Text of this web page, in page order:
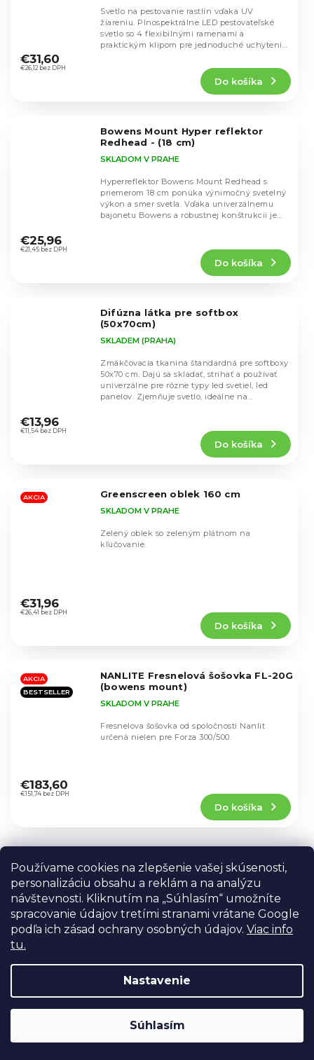
Používame cookies na zlepšenie vašej skúsenosti,
personalizáciu obsahu a reklám a na analýzu
návštevnosti. Kliknutím na „Súhlasím“ umožníte
spracovanie údajov tretími stranami vrátane Google
podľa ich zásad ochrany osobných údajov. Viac info
tu.
Nastavenie
Súhlasím
hodnotenie
produktu
€26,12 bez DPH
€31,60
Do košíka
Svetlo na pestovanie rastlín vďaka UV
žiareniu. Plnospektrálne LED pestovateľské
svetlo so 4 flexibilnými ramenami a
praktickým klipom pre jednoduché uchytenie.
Bowens Mount Hyper reflektor
Redhead - (18 cm)
hodnotenie
produktu
SKLADOM V PRAHE
€21,45 bez DPH
€25,96
Do košíka
Hyperreflektor Bowens Mount Redhead s
priemerom 18 cm ponúka výnimočný svetelný
výkon a smer svetla. Vďaka univerzálnemu
bajonetu Bowens a robustnej konštrukcii je
Difúzna látka pre softbox
(50x70cm)
hodnotenie
produktu
hviezdičiek.
SKLADEM (PRAHA)
€11,54 bez DPH
€13,96
Do košíka
Zmäkčovacia tkanina štandardná pre softboxy
50x70 cm. Dajú sa skladať, strihať a používať
univerzálne pre rôzne typy led svetiel, led
panelov. Zjemňuje svetlo, ideálne na...
AKCIA Greenscreen oblek 160 cm
hodnotenie
produktu
hviezdičiek.
SKLADOM V PRAHE
€26,41 bez DPH
€31,96
Do košíka
Zelený oblek so zeleným plátnom na
kľúčovanie.
AKCIA
BESTSELLER
NANLITE Fresnelová šošovka FL-20G
(bowens mount)
hodnotenie
produktu
5
hviezdičiek.
SKLADOM V PRAHE
€151,74 bez DPH
€183,60
Do košíka
Fresnelova šošovka od spoločnosti Nanlit
určená nielen pre Forza 300/500.
1000B
Priemerné
hodnotenie
hviezdičiek.
SKLADOM V PRAHE
€99,96
Softbox, voštinový, vyrobený špeciálne pre
sériu profesionálnych svetiel Redhead 1000B.